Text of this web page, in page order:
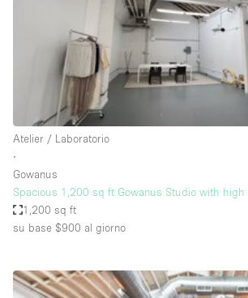
Imbarcazione
Magazzino
Negozio in centro commerciale
Ristorante/bar/caffè
Sala riunioni
Salone
Spazio creativo
Spazio per Eventi
Atelier / Laboratorio
∙
Gowanus
Spacious 1,200 sq ft Gowanus Studio with high
1,200 sq ft
su base $900 al giorno